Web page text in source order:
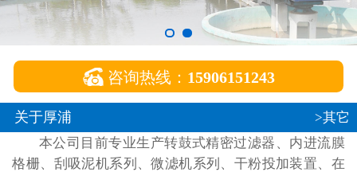
联系我们
 咨询热线： 15906151243
关于厚浦
>其它
本公司目前专业生产转鼓式精密过滤器、内进流膜
格栅、刮吸泥机系列、微滤机系列、干粉投加装置、在